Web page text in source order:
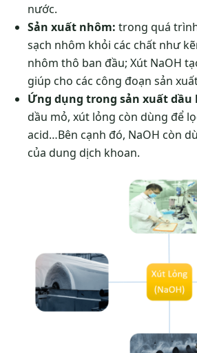
nước.
Sản xuất nhôm: trong quá
sạch nhôm khỏi các chất như
nhôm thô ban đầu; Xút NaOH
giúp cho các công đoạn sản
Ứng dụng trong sản xuất dầu
dầu mỏ, xút lỏng còn dùng để
acid…Bên cạnh đó, NaOH còn
của dung dịch khoan.